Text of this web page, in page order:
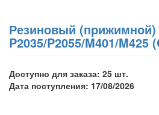
Резиновый (прижимной)
P2035/P2055/M401/M425
Доступно для заказа: 25 шт.
Дата поступления: 17/08/2026